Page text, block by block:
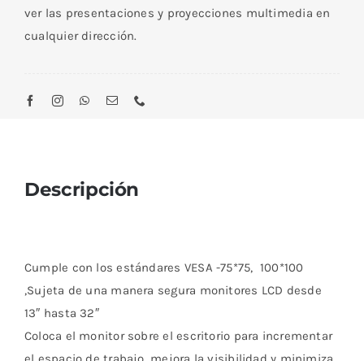
ver las presentaciones y proyecciones multimedia en
cualquier dirección.
Descripción
Cumple con los estándares VESA -75*75, 100*100
,Sujeta de una manera segura monitores LCD desde
13″ hasta 32″
Coloca el monitor sobre el escritorio para incrementar